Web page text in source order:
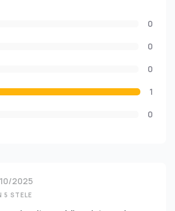
0
0
0
1
0
2025
5 STELE